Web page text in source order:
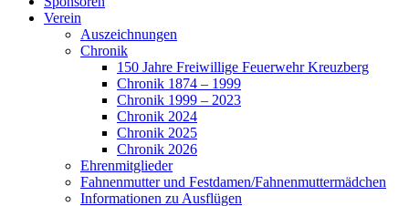
Verein
Auszeichnungen
Chronik
150 Jahre Freiwillige Feuerwehr Kreuzberg
Chronik 1874 – 1999
Chronik 1999 – 2023
Chronik 2024
Chronik 2025
Chronik 2026
Ehrenmitglieder
Fahnenmutter und Festdamen/Fahnenmuttermädchen
Informationen zu Ausflügen